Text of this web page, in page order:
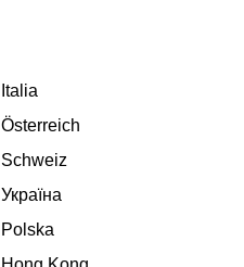
Italia
Österreich
Schweiz
Україна
Polska